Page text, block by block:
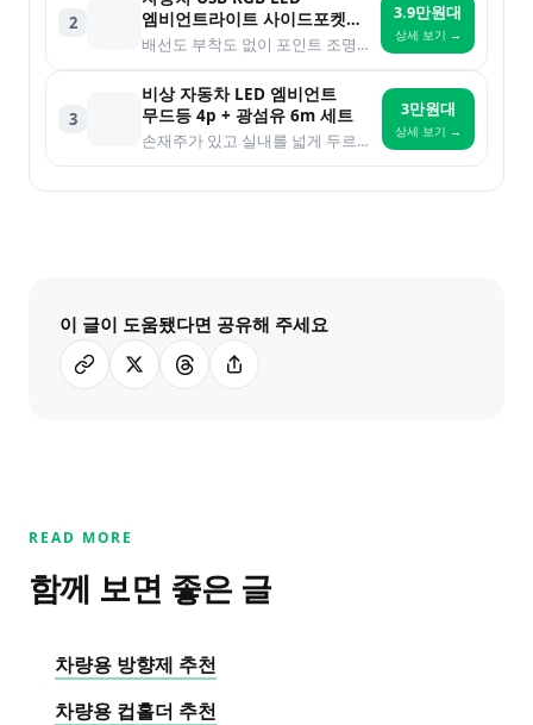
2
엠비언트라이트 사이드포켓
틈새포켓 컵홀더 (충전기능
배선도 부착도 없이 포인트 조명만 원하는 사람
3.9만원대
상세 보기 →
3
비상 자동차 LED 엠비언트
무드등 4p + 광섬유 6m 세트
손재주가 있고 실내를 넓게 두르고 싶은 사람
3만원대
상세 보기 →
이 글이 도움됐다면 공유해 주세요
READ MORE
함께 보면 좋은 글
차량용 방향제 추천
차량용 컵홀더 추천